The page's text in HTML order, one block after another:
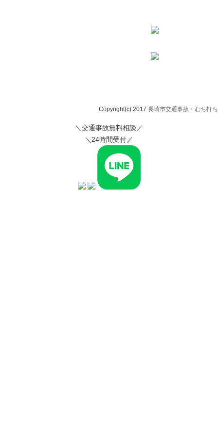
Copyright(c) 2017 長崎市交通事故・むち打
＼交通事故無料相談／
＼24時間受付／